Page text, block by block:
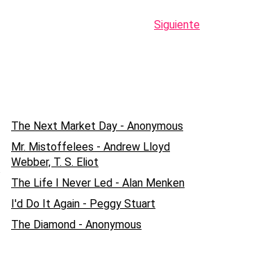
Siguiente
The Next Market Day - Anonymous
Mr. Mistoffelees - Andrew Lloyd
Webber, T. S. Eliot
The Life I Never Led - Alan Menken
I'd Do It Again - Peggy Stuart
The Diamond - Anonymous